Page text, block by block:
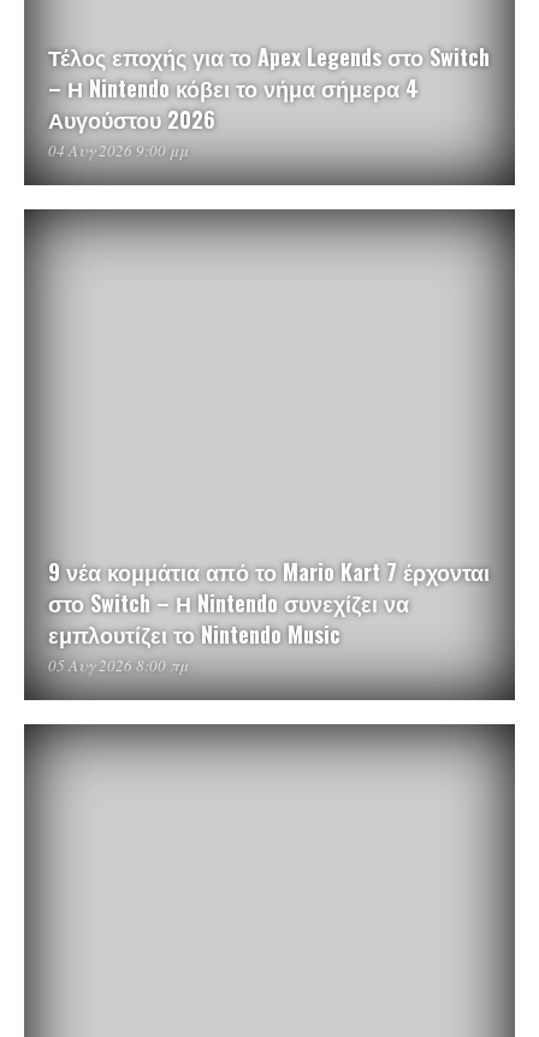
Τέλος εποχής για το Apex Legends στο Switch
– Η Nintendo κόβει το νήμα σήμερα 4
Αυγούστου 2026
04 Αυγ 2026 9:00 μμ
9 νέα κομμάτια από το Mario Kart 7 έρχονται
στο Switch – Η Nintendo συνεχίζει να
εμπλουτίζει το Nintendo Music
05 Αυγ 2026 8:00 πμ